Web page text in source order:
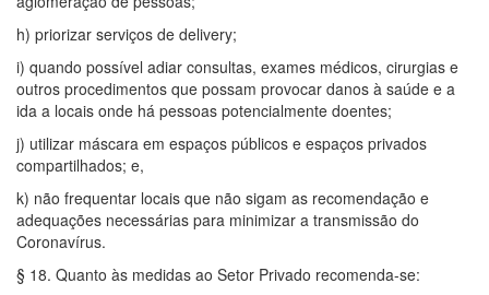
h) priorizar serviços de delivery;
i) quando possível adiar consultas, exames médicos, cirurgias e
outros procedimentos que possam provocar danos à saúde e a
ida a locais onde há pessoas potencialmente doentes;
j) utilizar máscara em espaços públicos e espaços privados
compartilhados; e,
k) não frequentar locais que não sigam as recomendação e
adequações necessárias para minimizar a transmissão do
Coronavírus.
§ 18. Quanto às medidas ao Setor Privado recomenda-se: